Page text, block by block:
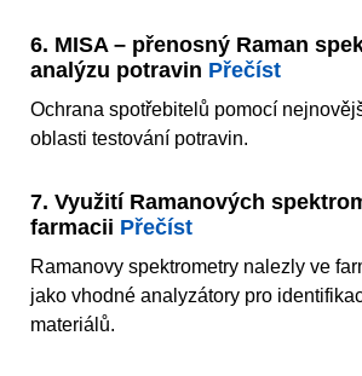
6. MISA – přenosný Raman
analýzu potravin Přečíst
Ochrana spotřebitelů pomocí
oblasti testování potravin.
7. Využití Ramanových
farmacii Přečíst
Ramanovy spektrometry nalezly ve
jako vhodné analyzátory pro
materiálů.